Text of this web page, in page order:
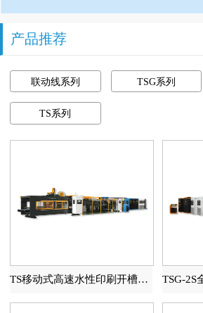
产品推荐
联动线系列 TSG系列
TS系列
TS移动式高速水性印刷开槽模切糊箱联动线